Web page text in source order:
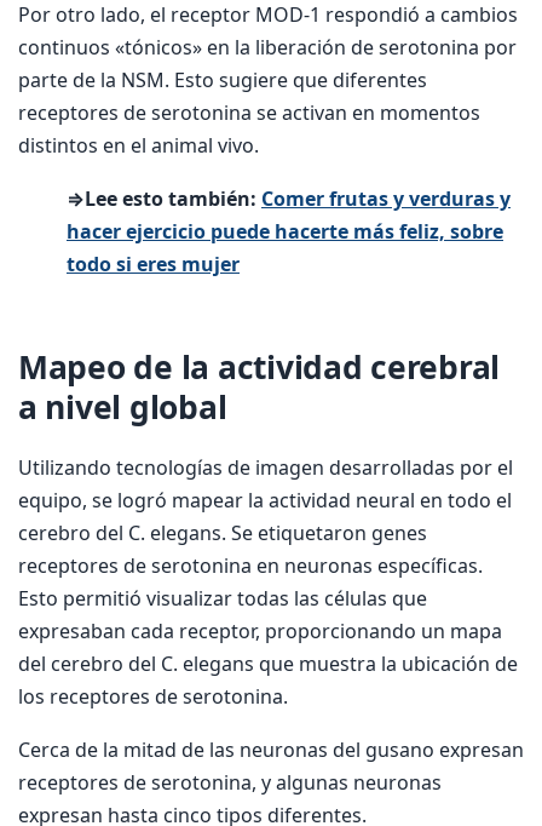
Por otro lado, el receptor MOD-1 respondió a cambios
continuos «tónicos» en la liberación de serotonina por
parte de la NSM. Esto sugiere que diferentes
receptores de serotonina se activan en momentos
distintos en el animal vivo.
⇒Lee esto también: Comer frutas y verduras y
hacer ejercicio puede hacerte más feliz, sobre
todo si eres mujer
Mapeo de la actividad cerebral
a nivel global
Utilizando tecnologías de imagen desarrolladas por el
equipo, se logró mapear la actividad neural en todo el
cerebro del C. elegans. Se etiquetaron genes
receptores de serotonina en neuronas específicas.
Esto permitió visualizar todas las células que
expresaban cada receptor, proporcionando un mapa
del cerebro del C. elegans que muestra la ubicación de
los receptores de serotonina.
Cerca de la mitad de las neuronas del gusano expresan
receptores de serotonina, y algunas neuronas
expresan hasta cinco tipos diferentes.